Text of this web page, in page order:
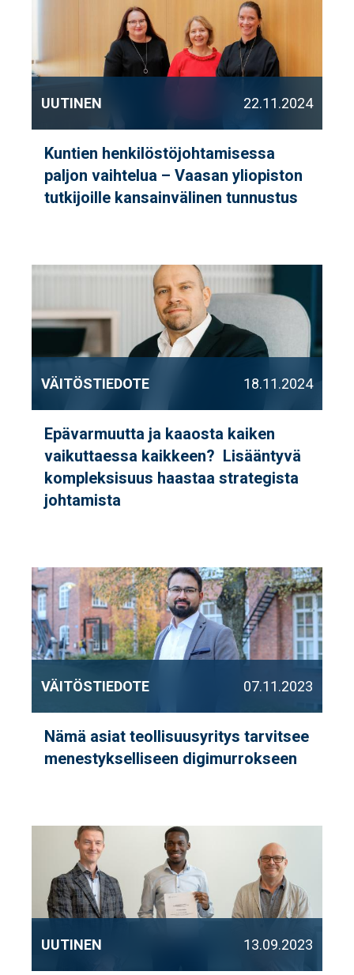
UUTINEN 22.11.2024
Kuntien henkilöstöjohtamisessa
paljon vaihtelua – Vaasan yliopiston
tutkijoille kansainvälinen tunnustus
VÄITÖSTIEDOTE 18.11.2024
Epävarmuutta ja kaaosta kaiken
vaikuttaessa kaikkeen? Lisääntyvä
kompleksisuus haastaa strategista
johtamista
VÄITÖSTIEDOTE 07.11.2023
Nämä asiat teollisuusyritys tarvitsee
menestykselliseen digimurrokseen
UUTINEN 13.09.2023